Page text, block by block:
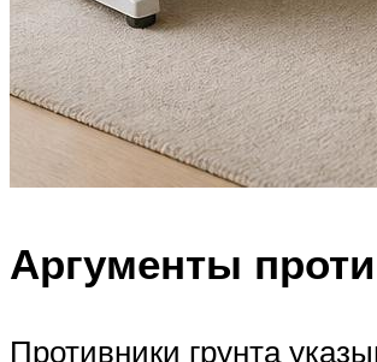
Аргументы
Противники грунта